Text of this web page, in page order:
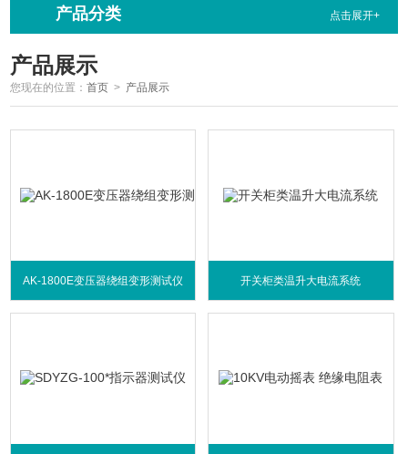
产品分类 点击展开+
产品展示
您现在的位置：首页 > 产品展示
AK-1800E变压器绕组变形测试仪 开关柜类温升大电流系统